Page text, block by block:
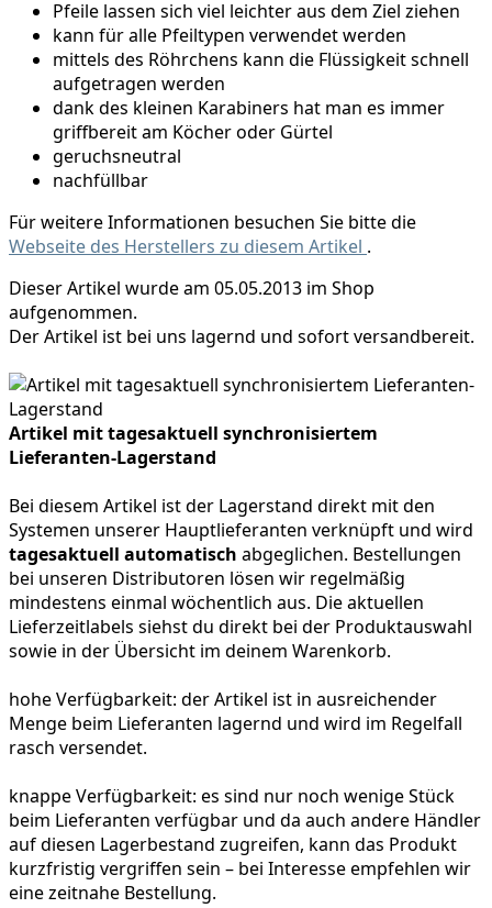
Pfeile lassen sich viel leichter aus dem Ziel ziehen
kann für alle Pfeiltypen verwendet werden
mittels des Röhrchens kann die Flüssigkeit schnell
aufgetragen werden
dank des kleinen Karabiners hat man es immer
griffbereit am Köcher oder Gürtel
geruchsneutral
nachfüllbar
Für weitere Informationen besuchen Sie bitte die
Webseite des Herstellers zu diesem Artikel .
Dieser Artikel wurde am 05.05.2013 im Shop
aufgenommen.
Der Artikel ist bei uns lagernd und sofort versandbereit.
Artikel mit tagesaktuell synchronisiertem
Lieferanten-Lagerstand
Bei diesem Artikel ist der Lagerstand direkt mit den
Systemen unserer Hauptlieferanten verknüpft und wird
tagesaktuell automatisch abgeglichen. Bestellungen
bei unseren Distributoren lösen wir regelmäßig
mindestens einmal wöchentlich aus. Die aktuellen
Lieferzeitlabels siehst du direkt bei der Produktauswahl
sowie in der Übersicht im deinem Warenkorb.
hohe Verfügbarkeit: der Artikel ist in ausreichender
Menge beim Lieferanten lagernd und wird im Regelfall
rasch versendet.
knappe Verfügbarkeit: es sind nur noch wenige Stück
beim Lieferanten verfügbar und da auch andere Händler
auf diesen Lagerbestand zugreifen, kann das Produkt
kurzfristig vergriffen sein – bei Interesse empfehlen wir
eine zeitnahe Bestellung.